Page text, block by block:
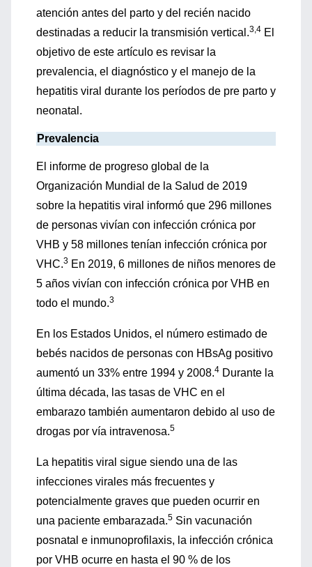
atención antes del parto y del recién nacido
destinadas a reducir la transmisión vertical.3,4 El
objetivo de este artículo es revisar la
prevalencia, el diagnóstico y el manejo de la
hepatitis viral durante los períodos de pre parto y
neonatal.
Prevalencia
El informe de progreso global de la
Organización Mundial de la Salud de 2019
sobre la hepatitis viral informó que 296 millones
de personas vivían con infección crónica por
VHB y 58 millones tenían infección crónica por
VHC.3 En 2019, 6 millones de niños menores de
5 años vivían con infección crónica por VHB en
todo el mundo.3
En los Estados Unidos, el número estimado de
bebés nacidos de personas con HBsAg positivo
aumentó un 33% entre 1994 y 2008.4 Durante la
última década, las tasas de VHC en el
embarazo también aumentaron debido al uso de
drogas por vía intravenosa.5
La hepatitis viral sigue siendo una de las
infecciones virales más frecuentes y
potencialmente graves que pueden ocurrir en
una paciente embarazada.5 Sin vacunación
posnatal e inmunoprofilaxis, la infección crónica
por VHB ocurre en hasta el 90 % de los